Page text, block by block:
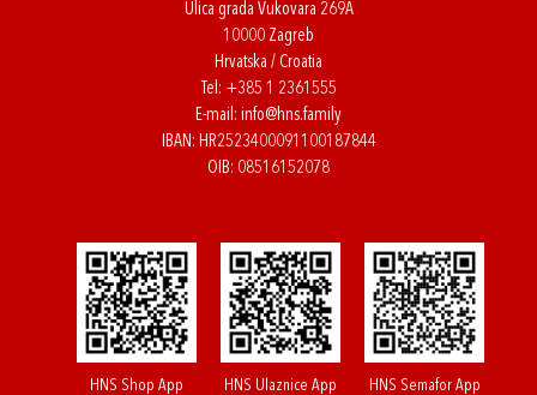
Ulica grada Vukovara 269A
10000 Zagreb
Hrvatska / Croatia
Tel: +385 1 2361555
E-mail: info@hns.family
IBAN: HR2523400091100187844
OIB: 08516152078
HNS Shop App HNS Ulaznice App HNS Semafor App